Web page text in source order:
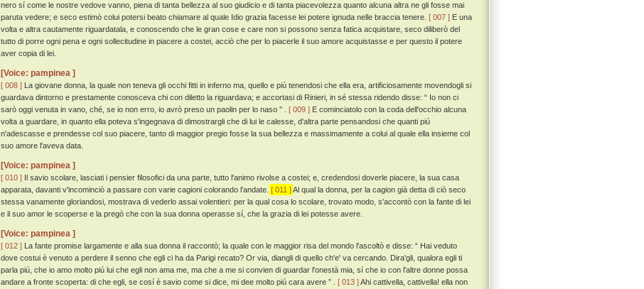
nero sí come le nostre vedove vanno, piena di tanta bellezza al suo giudicio e di tanta piacevolezza quanto alcuna altra ne gli fosse mai
paruta vedere; e seco estimò colui potersi beato chiamare al quale Idio grazia facesse lei potere ignuda nelle braccia tenere. [ 007 ] E una
volta e altra cautamente riguardatala, e conoscendo che le gran cose e care non si possono senza fatica acquistare, seco diliberò del
tutto di porre ogni pena e ogni sollecitudine in piacere a costei, acciò che per lo piacerle il suo amore acquistasse e per questo il potere
aver copia di lei.
[Voice: pampinea ]
[ 008 ] La giovane donna, la quale non teneva gli occhi fitti in inferno ma, quello e piú tenendosi che ella era, artificiosamente movendogli si
guardava dintorno e prestamente conosceva chi con diletto la riguardava; e accortasi di Rinieri, in sé stessa ridendo disse: “ Io non ci
sarò oggi venuta in vano, ché, se io non erro, io avrò preso un paolin per lo naso ” . [ 009 ] E cominciatolo con la coda dell'occhio alcuna
volta a guardare, in quanto ella poteva s'ingegnava di dimostrargli che di lui le calesse, d'altra parte pensandosi che quanti piú
n'adescasse e prendesse col suo piacere, tanto di maggior pregio fosse la sua bellezza e massimamente a colui al quale ella insieme col
suo amore l'aveva data.
[Voice: pampinea ]
[ 010 ] Il savio scolare, lasciati i pensier filosofici da una parte, tutto l'animo rivolse a costei; e, credendosi doverle piacere, la sua casa
apparata, davanti v'incominciò a passare con varie cagioni colorando l'andate. [ 011 ]Al qual la donna, per la cagion già detta di ciò seco
stessa vanamente gloriandosi, mostrava di vederlo assai volentieri: per la qual cosa lo scolare, trovato modo, s'accontò con la fante di lei
e il suo amor le scoperse e la pregò che con la sua donna operasse sí, che la grazia di lei potesse avere.
[Voice: pampinea ]
[ 012 ] La fante promise largamente e alla sua donna il raccontò; la quale con le maggior risa del mondo l'ascoltò e disse: “ Hai veduto
dove costui è venuto a perdere il senno che egli ci ha da Parigi recato? Or via, diangli di quello ch'e' va cercando. Dira'gli, qualora egli ti
parla piú, che io amo molto piú lui che egli non ama me, ma che a me si convien di guardar l'onestà mia, sí che io con l'altre donne possa
andare a fronte scoperta: di che egli, se cosí è savio come si dice, mi dee molto piú cara avere ” . [ 013 ]Ahi cattivella, cattivella! ella non